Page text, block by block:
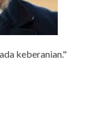
keberanian."